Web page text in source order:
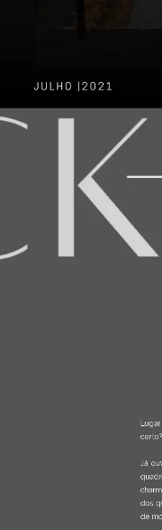
quadros.
charme